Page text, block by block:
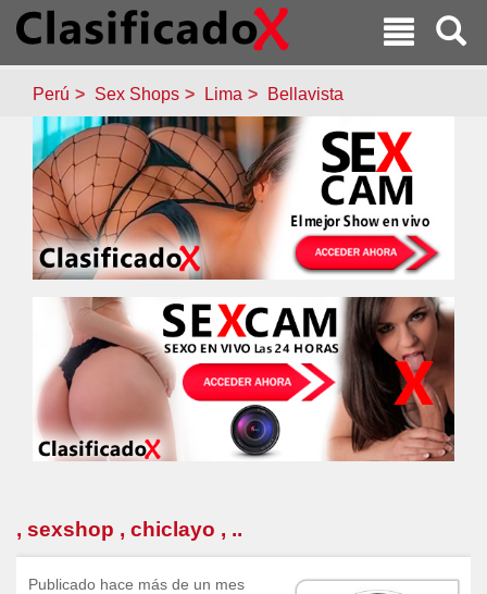
Perú Sex Shops Lima Bellavista
, sexshop , chiclayo , ..
Publicado hace más de un mes